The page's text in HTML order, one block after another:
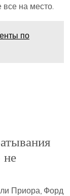
на место.
по
не
Приора, Форд